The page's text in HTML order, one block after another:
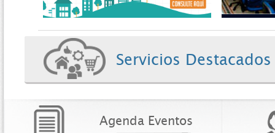
Servicios Destacados
Agenda Eventos